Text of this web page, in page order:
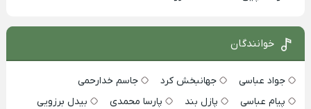
خوانندگان
جواد عباسی جهانبخش کرد
جاسم خدارحمی
پیام عباسی
پازل بند پارسا محمدی
بیدل برزویی